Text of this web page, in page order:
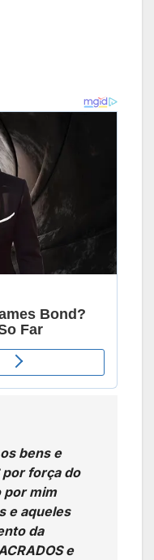
bens e
por força do
por mim
e aqueles
da
e